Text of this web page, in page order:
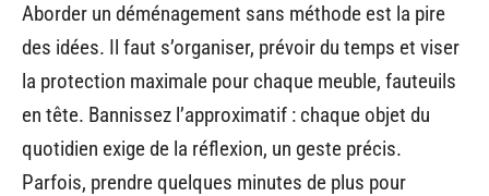
Aborder un déménagement sans méthode est la pire
des idées. Il faut s’organiser, prévoir du temps et viser
la protection maximale pour chaque meuble, fauteuils
en tête. Bannissez l’approximatif : chaque objet du
quotidien exige de la réflexion, un geste précis.
Parfois, prendre quelques minutes de plus pour